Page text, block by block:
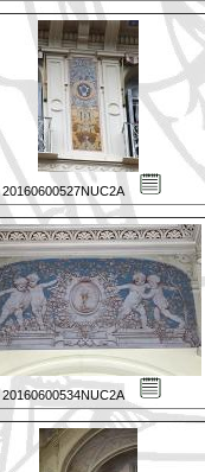
20160600527NUC2A
20160600534NUC2A